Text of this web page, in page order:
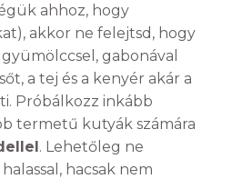
ahhoz, hogy
akkor ne felejtsd, hogy
gyümölccsel, gabonával
a tej és a kenyér akár a
Próbálkozz inkább
termetű kutyák számára
. Lehetőleg ne
hacsak nem